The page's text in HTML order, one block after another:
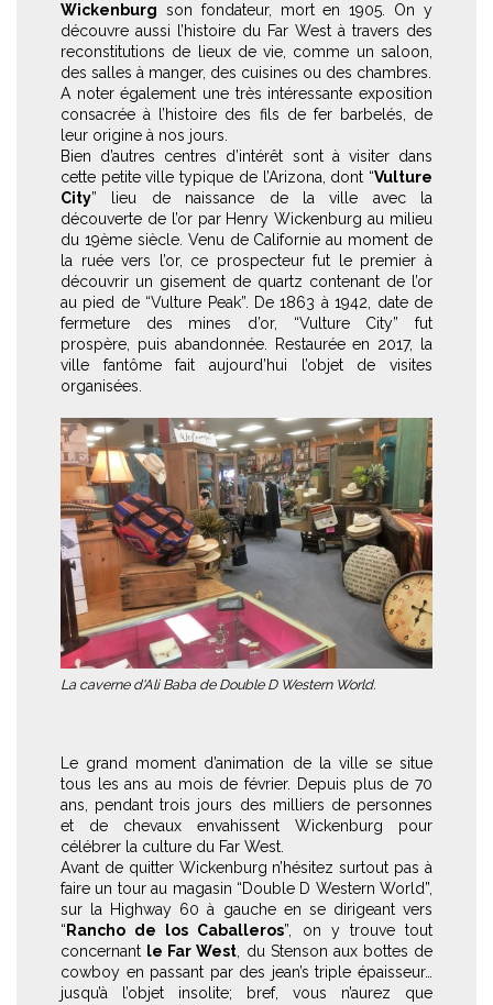
Wickenburg son fondateur, mort en 1905. On y
découvre aussi l’histoire du Far West à travers des
reconstitutions de lieux de vie, comme un saloon,
des salles à manger, des cuisines ou des chambres.
A noter également une très intéressante exposition
consacrée à l’histoire des fils de fer barbelés, de
leur origine à nos jours.
Bien d’autres centres d’intérêt sont à visiter dans
cette petite ville typique de l’Arizona, dont “Vulture
City” lieu de naissance de la ville avec la
découverte de l’or par Henry Wickenburg au milieu
du 19ème siècle. Venu de Californie au moment de
la ruée vers l’or, ce prospecteur fut le premier à
découvrir un gisement de quartz contenant de l’or
au pied de “Vulture Peak”. De 1863 à 1942, date de
fermeture des mines d’or, “Vulture City” fut
prospère, puis abandonnée. Restaurée en 2017, la
ville fantôme fait aujourd’hui l’objet de visites
organisées.
La caverne d'Ali Baba de Double D Western World.
Le grand moment d’animation de la ville se situe
tous les ans au mois de février. Depuis plus de 70
ans, pendant trois jours des milliers de personnes
et de chevaux envahissent Wickenburg pour
célébrer la culture du Far West.
Avant de quitter Wickenburg n’hésitez surtout pas à
faire un tour au magasin “Double D Western World”,
sur la Highway 60 à gauche en se dirigeant vers
“ Rancho de los Caballeros”, on y trouve tout
concernant le Far West, du Stenson aux bottes de
cowboy en passant par des jean’s triple épaisseur…
jusqu’à l’objet insolite; bref, vous n’aurez que